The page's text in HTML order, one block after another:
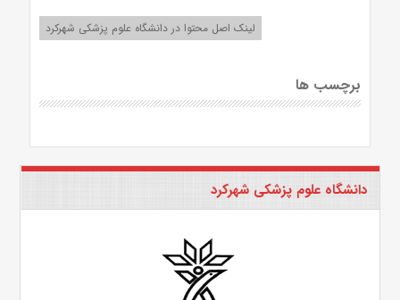
لینک اصل محتوا در دانشگاه علوم پزشکی شهرکرد
برچسب ها
دانشگاه علوم پزشکی شهرکرد